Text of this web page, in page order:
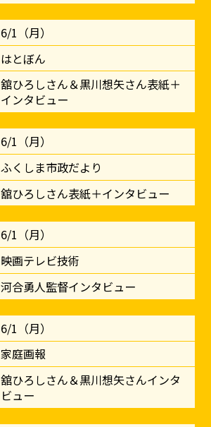
6/1（月）
はとぼん
舘ひろしさん＆黒川想矢さん表紙＋
インタビュー
6/1（月）
ふくしま市政だより
舘ひろしさん表紙＋インタビュー
6/1（月）
映画テレビ技術
河合勇人監督インタビュー
6/1（月）
家庭画報
舘ひろしさん＆黒川想矢さんインタ
ビュー